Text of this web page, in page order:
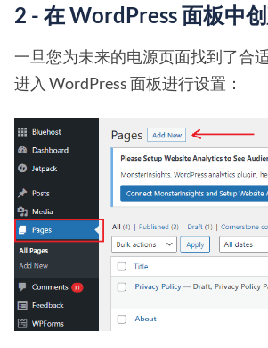
2 - 在 WordPress 面板中
一旦您为未来的电源页面找到了合
进入 WordPress 面板进行设置：